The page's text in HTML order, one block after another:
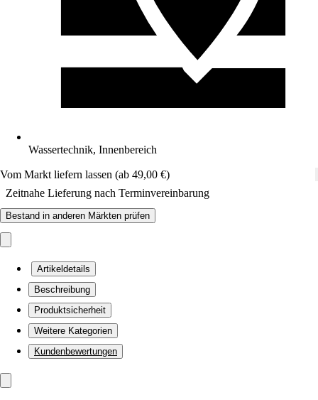
Wassertechnik, Innenbereich
Vom Markt liefern lassen (ab 49,00 €)
Zeitnahe Lieferung nach Terminvereinbarung
Bestand in anderen Märkten prüfen
Artikeldetails
Beschreibung
Produktsicherheit
Weitere Kategorien
Kundenbewertungen